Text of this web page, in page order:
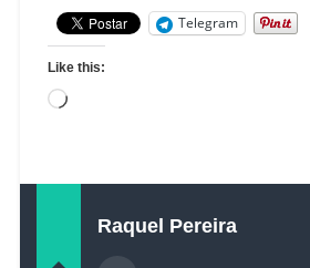
Telegram
Like this:
Raquel Pereira